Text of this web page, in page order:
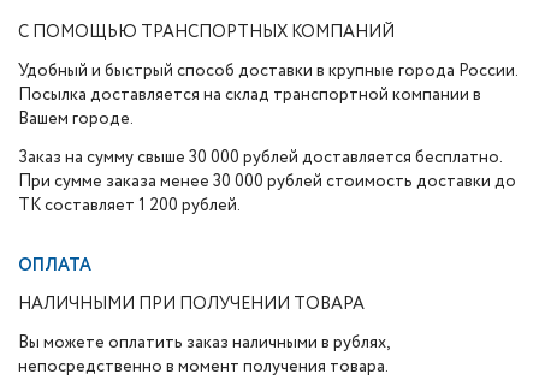
С ПОМОЩЬЮ ТРАНСПОРТНЫХ КОМПАНИЙ
Удобный и быстрый способ доставки в крупные города России.
Посылка доставляется на склад транспортной компании в
Вашем городе.
Заказ на сумму свыше 30 000 рублей доставляется бесплатно.
При сумме заказа менее 30 000 рублей стоимость доставки до
ТК составляет 1 200 рублей.
ОПЛАТА
НАЛИЧНЫМИ ПРИ ПОЛУЧЕНИИ ТОВАРА
Вы можете оплатить заказ наличными в рублях,
непосредственно в момент получения товара.